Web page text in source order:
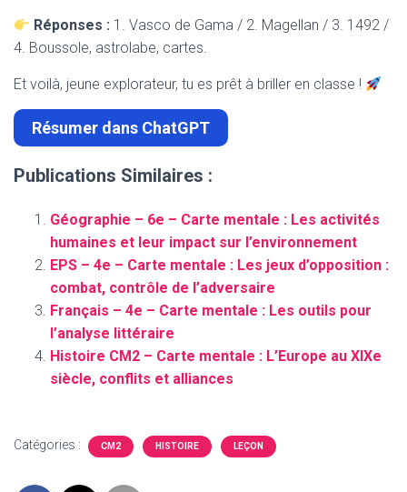
Réponses : 1. Vasco de Gama / 2. Magellan / 3. 1492 /
4. Boussole, astrolabe, cartes.
Et voilà, jeune explorateur, tu es prêt à briller en classe !
Résumer dans ChatGPT
Publications Similaires :
Géographie – 6e – Carte mentale : Les activités
humaines et leur impact sur l’environnement
EPS – 4e – Carte mentale : Les jeux d’opposition :
combat, contrôle de l’adversaire
Français – 4e – Carte mentale : Les outils pour
l’analyse littéraire
Histoire CM2 – Carte mentale : L’Europe au XIXe
siècle, conflits et alliances
Catégories : CM2 HISTOIRE LEÇON